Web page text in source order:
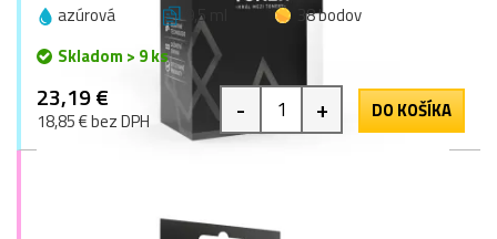
azúrová 9,5 ml
38 bodov
Skladom > 9 ks
23,19 €
18,85 € bez DPH - + DO KOŠÍKA